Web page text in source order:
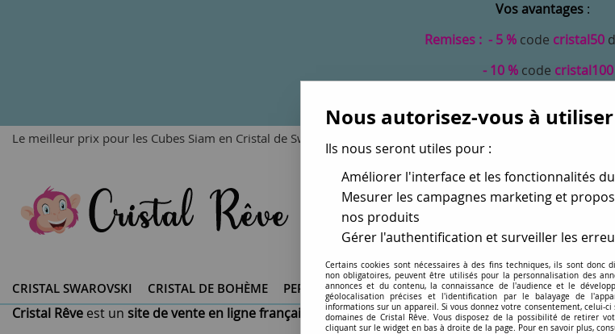
Vos avantages:
Remises : - 5 % code cristal50
- 10 % code cristal100
Le meilleur prix pour les Cubes Siam en Cristal de Swarovski, fabriquez vos bijoux !
CRISTAL SWAROVSKI ® CRISTAL DE BOHÈME PERLES DU MONDE PERLES EN GROS
Cristal Rêve est un site de vente en ligne français spécialisé dans les perlespour la créationde
Nous autorisez-vous à
Ils nous seront utiles pour :
Améliorer l'interface et les fonctionnalités
Mesurer les campagnes marketing et
nos produits
Gérer l'authentification et surveiller les
Certains cookies sont nécessaires à des fins techniques, ils sont donc
non obligatoires, peuvent être utilisés pour la personnalisation des
annonces et du contenu, la connaissance de l'audience et le
géolocalisation précises et l'identification par le balayage de
informations sur un appareil. Si vous donnez votre consentement, celui-ci
domaines de Cristal Rêve. Vous disposez de la possibilité de retirer
cliquant sur le widget en bas à droite de la page. Pour en savoir plus,